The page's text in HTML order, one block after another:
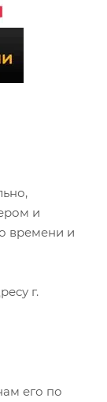
и
времени и
г.
его по